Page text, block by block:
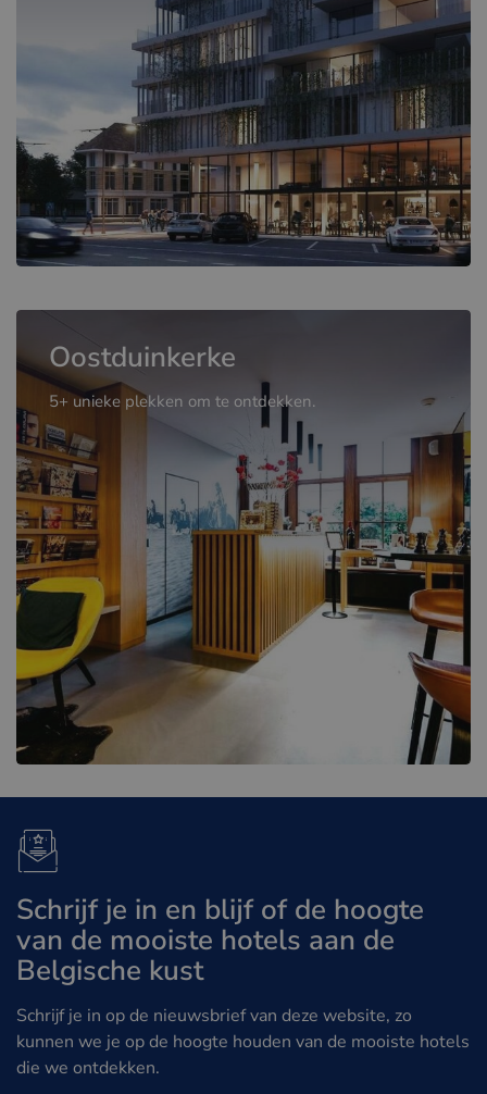
Oostduinkerke
5+ unieke plekken om te ontdekken.
Schrijf je in en blijf of de hoogte
van de mooiste hotels aan de
Belgische kust
Schrijf je in op de nieuwsbrief van deze website, zo
kunnen we je op de hoogte houden van de mooiste hotels
die we ontdekken.